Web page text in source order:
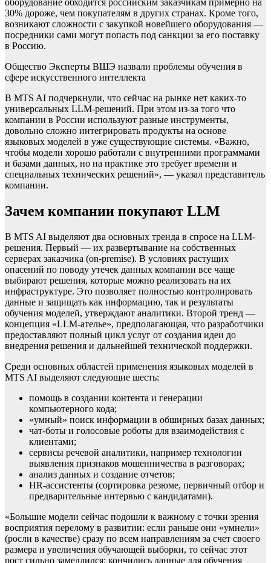
оборудование обходится российским заказчикам примерно на
30% дороже, чем покупателям в других странах. Кроме того,
возникают сложности с закупкой новейшего оборудования —
посредники сами могут попасть под санкции за его поставку
в Россию.
Общество Эксперты ВШЭ назвали проблемы обучения в
сфере искусственного интеллекта
В MTS AI подчеркнули, что сейчас на рынке нет каких-то
универсальных LLM-решений. При этом из-за того что
компании в России используют разные инструменты,
довольно сложно интегрировать продукты на основе
языковых моделей в уже существующие системы. «Важно,
чтобы модели хорошо работали с внутренними программами
и базами данных, но на практике это требует времени и
специальных технических решений», — указал представитель
компании.
Зачем компании покупают LLM
В MTS AI выделяют два основных тренда в спросе на LLM-
решения. Первый — их развертывание на собственных
серверах заказчика (on-premise). В условиях растущих
опасений по поводу утечек данных компании все чаще
выбирают решения, которые можно реализовать на их
инфраструктуре. Это позволяет полностью контролировать
данные и защищать как информацию, так и результаты
обучения моделей, утверждают аналитики. Второй тренд —
концепция «LLM-ателье», предполагающая, что разработчики
предоставляют полный цикл услуг от создания идеи до
внедрения решения и дальнейшей технической поддержки.
Среди основных областей применения языковых моделей в
MTS AI выделяют следующие шесть:
помощь в создании контента и генерации
компьютерного кода;
«умный» поиск информации в обширных базах данных;
чат-боты и голосовые роботы для взаимодействия с
клиентами;
сервисы речевой аналитики, например технологии
выявления признаков мошенничества в разговорах;
анализ данных и создание отчетов;
HR-ассистенты (сортировка резюме, первичный отбор и
предварительные интервью с кандидатами).
«Большие модели сейчас подошли к важному с точки зрения
восприятия перелому в развитии: если раньше они «умнели»
(росли в качестве) сразу по всем направлениям за счет своего
размера и увеличения обучающей выборки, то сейчас этот
рост сильно замедлился: кончились данные для обучения